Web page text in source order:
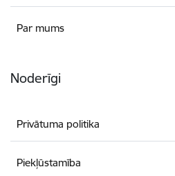
Par mums
Noderīgi
Privātuma politika
Piekļūstamība